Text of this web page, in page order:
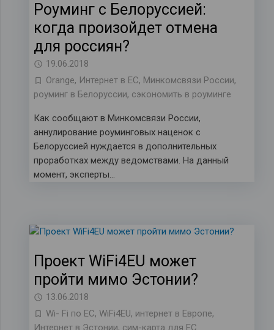
Роуминг с Белоруссией:
когда произойдет отмена
для россиян?
19.06.2018
Orange, Интернет в ЕС, Минкомсвязи России,
роуминг в Белоруссии, сэкономить в роуминге
Как сообщают в Минкомсвязи России,
аннулирование роуминговых наценок с
Белоруссией нуждается в дополнительных
проработках между ведомствами. На данный
момент, эксперты…
Проект WiFi4EU может
пройти мимо Эстонии?
13.06.2018
Wi- Fi по ЕС, WiFi4EU, интернет в Европе,
Интернет в Эстонии, сим-карта для ЕС